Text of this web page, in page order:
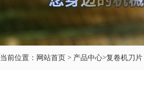
当前位置： 网站首页 > 产品中心>复卷机刀片